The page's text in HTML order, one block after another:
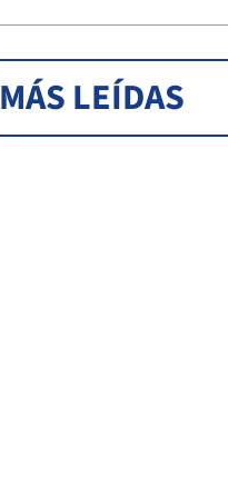
MÁS LEÍDAS